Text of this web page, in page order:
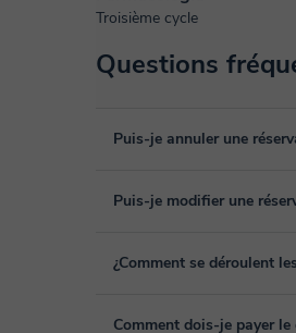
Troisième cycle
Questions
Puis-je annuler une
Oui, vous pouvez annuler
Puis-je modifier une
Oui, un empêchement peut
¿Comment se déroulent
Les cours sont donnés
Comment dois-je payer le